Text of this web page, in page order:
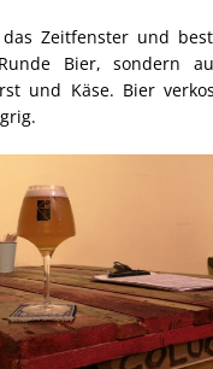
Zeitfenster und
Bier, sondern
und Käse. Bier